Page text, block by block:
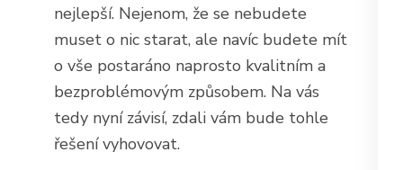
nejlepší. Nejenom, že se nebudete
muset o nic starat, ale navíc budete mít
o vše postaráno naprosto kvalitním a
bezproblémovým způsobem. Na vás
tedy nyní závisí, zdali vám bude tohle
řešení vyhovovat.